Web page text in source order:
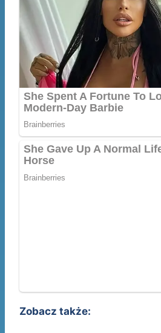
Zobacz także: